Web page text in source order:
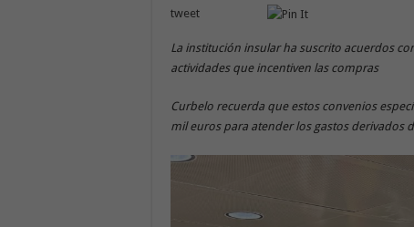
tweet
La institución insular ha suscrito acuerdos
actividades que incentiven las compras
Curbelo recuerda que estos convenios
mil euros para atender los gastos derivados